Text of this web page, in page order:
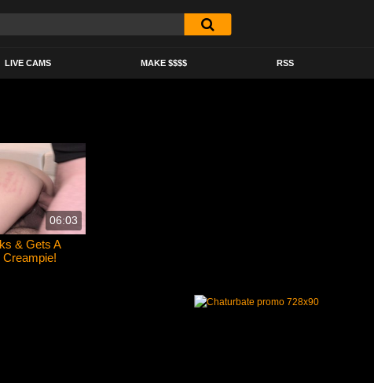
LIVE CAMS MAKE $$$$ RSS
06:03
& Gets A
Creampie!